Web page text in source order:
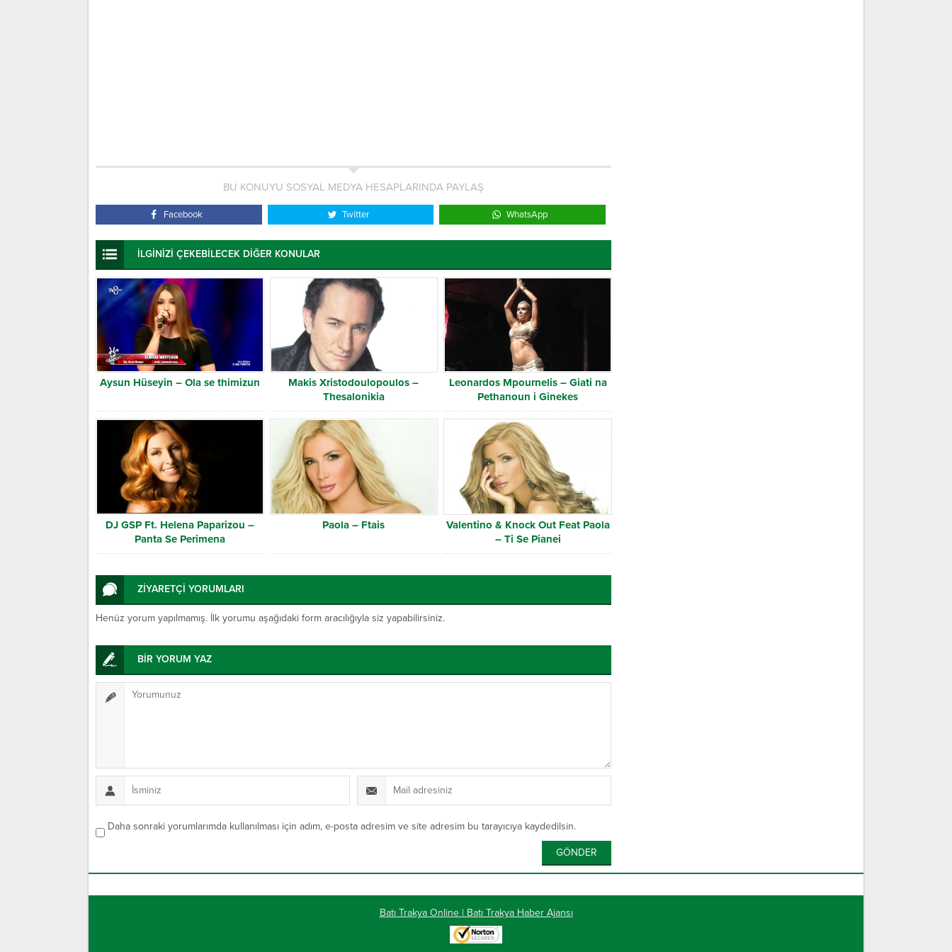
BU KONUYU SOSYAL MEDYA HESAPLARINDA PAYLAŞ
Facebook Twitter WhatsApp
İLGİNİZİ ÇEKEBİLECEK DİĞER KONULAR
Aysun Hüseyin – Ola se thimizun
Makis Xristodoulopoulos –
Thesalonikia
Leonardos Mpournelis – Giati na
Pethanoun i Ginekes
DJ GSP Ft. Helena Paparizou –
Panta Se Perimena
Paola – Ftais
Valentino & Knock Out Feat Paola
– Ti Se Pianei
ZİYARETÇİ YORUMLARI
Henüz yorum yapılmamış. İlk yorumu aşağıdaki form aracılığıyla siz yapabilirsiniz.
BİR YORUM YAZ
Daha sonraki yorumlarımda kullanılması için adım, e-posta adresim ve site adresim bu tarayıcıya kaydedilsin.
Batı Trakya Online | Batı Trakya Haber Ajansı